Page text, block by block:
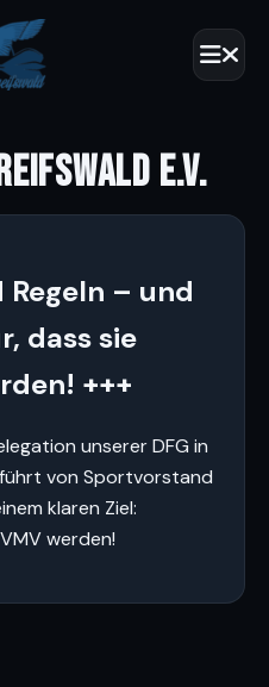
E.V.
Regeln – und
dass sie
+++
unserer DFG in
von Sportvorstand
klaren Ziel:
werden!